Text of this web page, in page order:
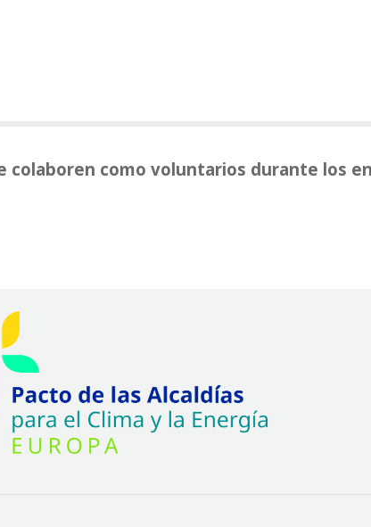
colaboren como voluntarios durante los